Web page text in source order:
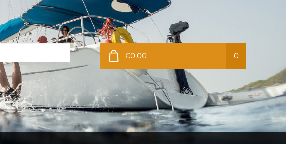
€0,00 0